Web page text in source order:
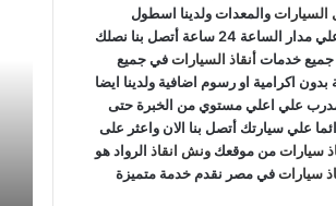
السياراتوالمعدات ولدينا اسطول
سيارات يعمل علي مدار الساعة 24 ساعة أتصل بنا نصلك
جميع خدماتأنقاذ السياراتفي جميع
بدون اكرامية او رسوم اضافية ولدينا ايضا
علي اعلي مستوي من الخبرة حتى
علي سيارتك أتصل بنا الان واعثر على
سياراتمن موقعك ونش انقاذ الرواد هو
سياراتفي مصر نقدم خدمة متميزة